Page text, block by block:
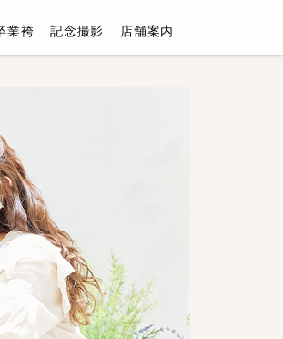
店舗案内
記念撮影
業袴